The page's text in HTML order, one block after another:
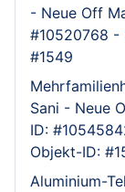
- Neue Off
#10520768 -
#1549
Sani - Neue
ID:
Objekt-ID:
Aluminium-